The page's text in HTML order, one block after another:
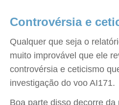
Controvérsia e
Qualquer que seja o
muito improvável que ele
controvérsia e ceticismo
investigação do voo AI171.
Boa parte disso decorre